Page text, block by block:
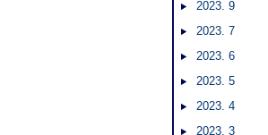
2023. 9
2023. 7
2023. 6
2023. 5
2023. 4
2023. 3